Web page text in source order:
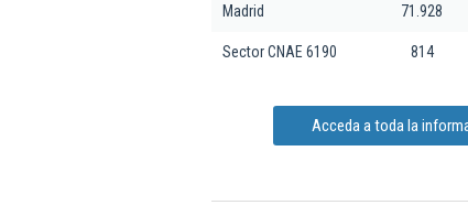
Madrid 71.928
Sector CNAE 6190 814
Acceda a toda la